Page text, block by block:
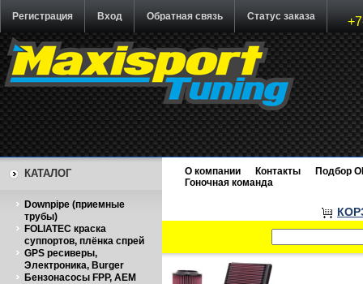
Регистрация Вход Обратная связь Статус заказа
КАТАЛОГ
Downpipe (приемные
трубы)
FOLIATEC краска
суппортов, плёнка спрей
GPS ресиверы,
Электроника, Burger
Бензонасосы FPP, AEM
О компании Контакты
Подбор
Гоночная команда